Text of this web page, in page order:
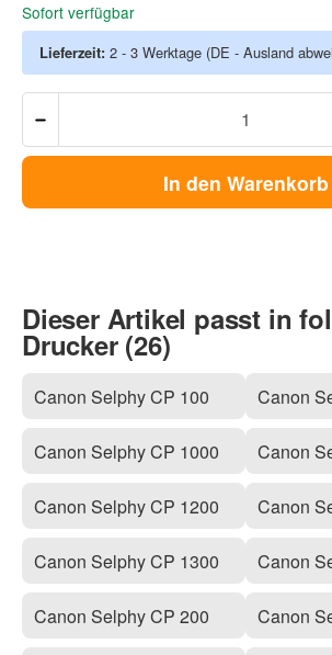
Sofort verfügbar
Lieferzeit: 2 - 3 Werktage (DE - Ausland
In den Warenkorb
Dieser Artikel passt in
Drucker (26)
Canon Selphy CP 100
Canon Selphy CP 1000
Canon Selphy CP 1200
Canon Selphy CP 1300
Canon Selphy CP 200
Canon
Canon
Canon
Canon
Canon